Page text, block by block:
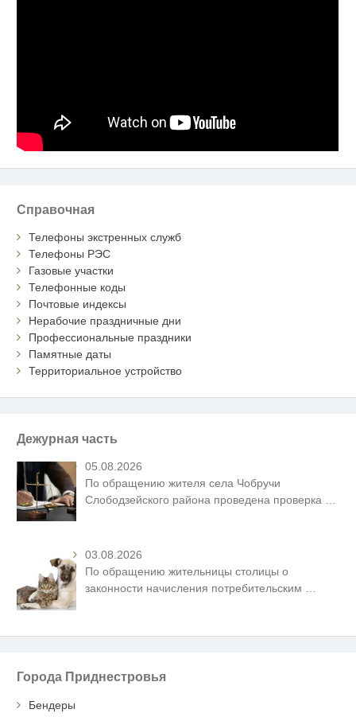
Справочная
Телефоны экстренных служб
Телефоны РЭС
Газовые участки
Телефонные коды
Почтовые индексы
Нерабочие праздничные дни
Профессиональные праздники
Памятные даты
Территориальное устройство
Дежурная часть
05.08.2026
По обращению жителя села Чобручи
Слободзейского района проведена проверка
03.08.2026
По обращению жительницы столицы о
законности начисления потребительским …
Города Приднестровья
Бендеры